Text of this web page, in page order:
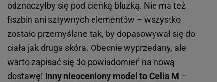
odznaczyłby się pod cienką bluzką. Nie ma też
fiszbin ani sztywnych elementów – wszystko
zostało przemyślane tak, by dopasowywał się do
ciała jak druga skóra. Obecnie wyprzedany, ale
warto zapisać się do powiadomień na nową
dostawę! Inny nieoceniony model to Celia M –